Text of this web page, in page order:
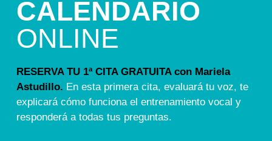
CALENDARIO
ONLINE
RESERVA TU 1ª CITA GRATUITA con Mariela
Astudillo. En esta primera cita, evaluará tu voz, te
explicará cómo funciona el entrenamiento vocal y
responderá a todas tus preguntas.